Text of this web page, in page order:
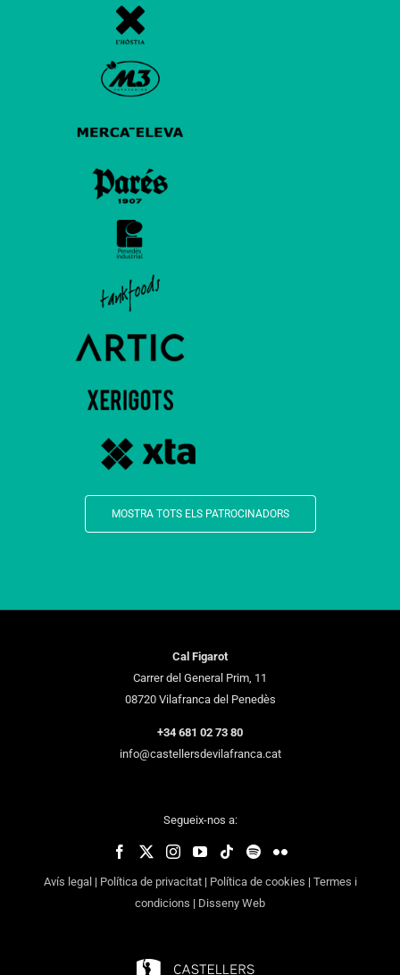
MOSTRA TOTS ELS PATROCINADORS
Cal Figarot
Carrer del General Prim, 11
08720 Vilafranca del Penedès
+34 681 02 73 80
info@castellersdevilafranca.cat
Segueix-nos a:
Avís legal | Política de privacitat| Política de cookies | Termes i
condicions | Disseny Web